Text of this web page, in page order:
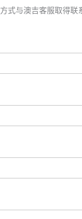
式与澳吉客服取得联